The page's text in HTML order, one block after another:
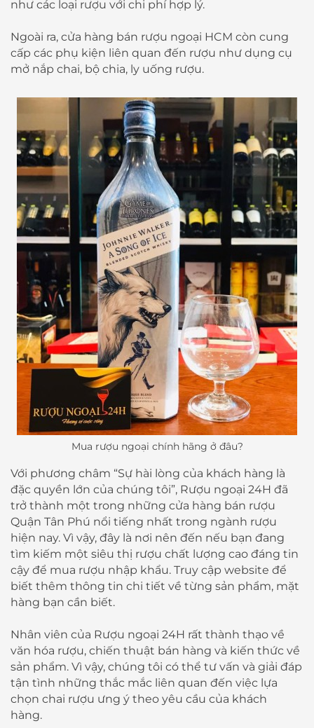
như các loại rượu với chi phí hợp lý.
Ngoài ra, cửa hàng bán rượu ngoại HCM còn cung
cấp các phụ kiện liên quan đến rượu như dụng cụ
mở nắp chai, bộ chia, ly uống rượu.
Mua rượu ngoại chính hãng ở đâu?​​​
Với phương châm “Sự hài lòng của khách hàng là
đặc quyền lớn của chúng tôi”, Rượu ngoại 24H đã
trở thành một trong những cửa hàng bán rượu
Quận Tân Phú nổi tiếng nhất trong ngành rượu
hiện nay. Vì vậy, đây là nơi nên đến nếu bạn đang
tìm kiếm một siêu thị rượu chất lượng cao đáng tin
cậy để mua rượu nhập khẩu. Truy cập website để
biết thêm thông tin chi tiết về từng sản phẩm, mặt
hàng bạn cần biết.
Nhân viên của Rượu ngoại 24H rất thành thạo về
văn hóa rượu, chiến thuật bán hàng và kiến ​​thức về
sản phẩm. Vì vậy, chúng tôi có thể tư vấn và giải đáp
tận tình những thắc mắc liên quan đến việc lựa
chọn chai rượu ưng ý theo yêu cầu của khách
hàng.